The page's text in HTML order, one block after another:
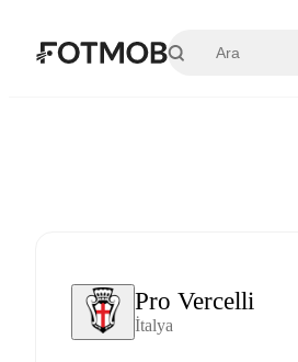
Pro Vercelli
İtalya